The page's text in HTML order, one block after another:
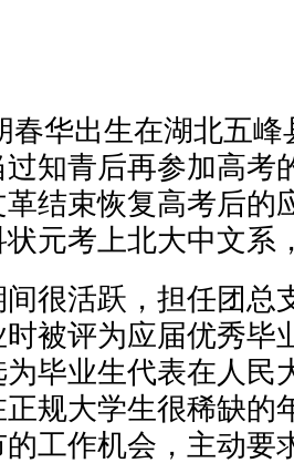
春华出生在湖北五
知青后再参加高考
结束恢复高考后的
元考上北大中文系
很活跃，担任团总
时被评为应届优秀毕
毕业生代表在人民
规大学生很稀缺的
工作机会，主动要